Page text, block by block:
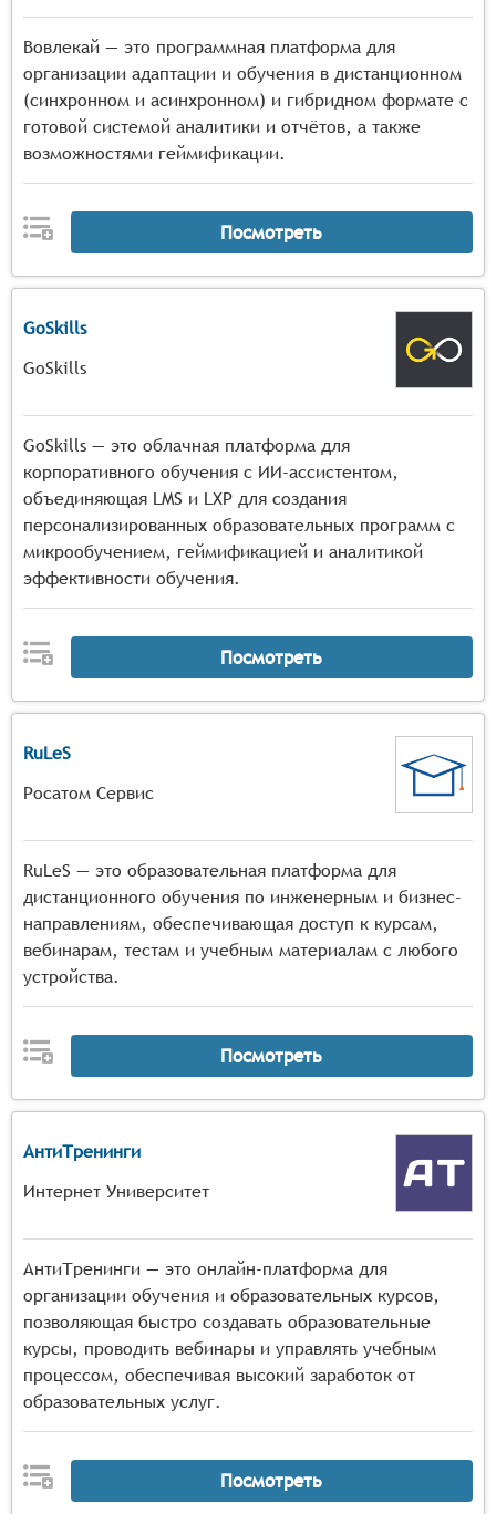
Вовлекай — это программная платформа для
организации адаптации и обучения в дистанционном
(синхронном и асинхронном) и гибридном формате с
готовой системой аналитики и отчётов, а также
возможностями геймификации.
Посмотреть
GoSkills
GoSkills
GoSkills — это облачная платформа для
корпоративного обучения с ИИ-ассистентом,
объединяющая LMS и LXP для создания
персонализированных образовательных программ с
микрообучением, геймификацией и аналитикой
эффективности обучения.
Посмотреть
RuLeS
Росатом Сервис
RuLeS — это образовательная платформа для
дистанционного обучения по инженерным и бизнес-
направлениям, обеспечивающая доступ к курсам,
вебинарам, тестам и учебным материалам с любого
устройства.
Посмотреть
АнтиТренинги
Интернет Университет
АнтиТренинги — это онлайн-платформа для
организации обучения и образовательных курсов,
позволяющая быстро создавать образовательные
курсы, проводить вебинары и управлять учебным
процессом, обеспечивая высокий заработок от
образовательных услуг.
Посмотреть